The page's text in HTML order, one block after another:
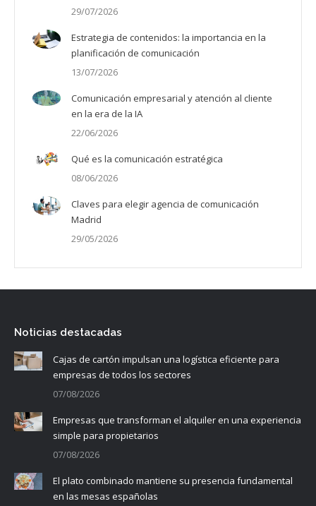
29/07/2026
Estrategia de contenidos: la importancia en la
planificación de comunicación
13/07/2026
Comunicación empresarial y atención al cliente
en la era de la IA
22/06/2026
Qué es la comunicación estratégica
08/06/2026
Claves para elegir agencia de comunicación
Madrid
29/05/2026
Noticias destacadas
Cajas de cartón impulsan una logística eficiente para
empresas de todos los sectores
07/08/2026
Empresas que transforman el alquiler en una experiencia
simple para propietarios
07/08/2026
El plato combinado mantiene su presencia fundamental
en las mesas españolas